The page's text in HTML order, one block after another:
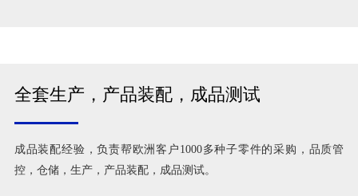
全套生产，产品装配，成品测试
成品装配经验，负责帮欧洲客户1000多种子零件的采购，品质管
控，仓储，生产，产品装配，成品测试。